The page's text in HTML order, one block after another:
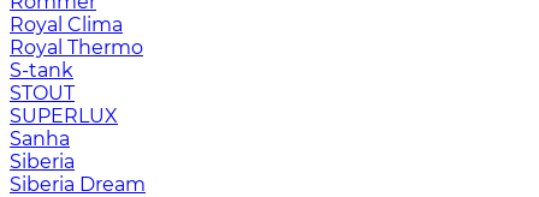
Royal Clima
Royal Thermo
S-tank
STOUT
SUPERLUX
Sanha
Siberia
Siberia Dream